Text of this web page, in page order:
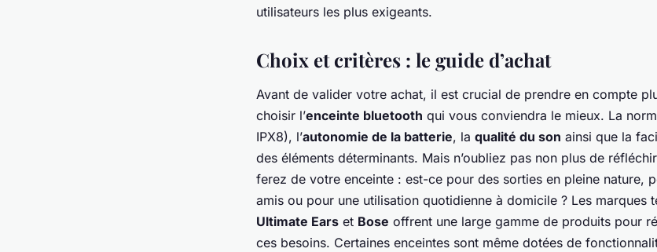
utilisateurs les plus exigeants.
Choix et critères : le guide d’achat
Avant de valider votre achat, il est crucial de prendre en compte
choisir l’enceinte bluetooth qui vous conviendra le mieux. La
IPX8), l’autonomie de la batterie, la qualité du son ainsi que la
des éléments déterminants. Mais n’oubliez pas non plus de
ferez de votre enceinte : est-ce pour des sorties en pleine nature,
amis ou pour une utilisation quotidienne à domicile ? Les marques
Ultimate Ears et Bose offrent une large gamme de produits pour
ces besoins. Certaines enceintes sont même dotées de